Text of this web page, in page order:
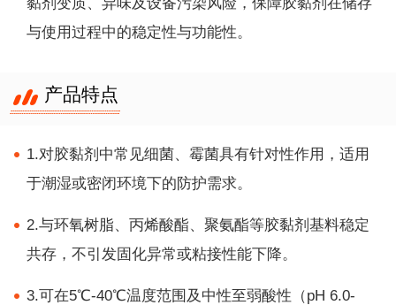
与使用过程中的稳定性与功能性。
产品特点
1.对胶黏剂中常见细菌、霉菌具有针对性作用，适用
于潮湿或密闭环境下的防护需求。
2.与环氧树脂、丙烯酸酯、聚氨酯等胶黏剂基料稳定
共存，不引发固化异常或粘接性能下降。
3.可在5℃-40℃温度范围及中性至弱酸性（pH 6.0-